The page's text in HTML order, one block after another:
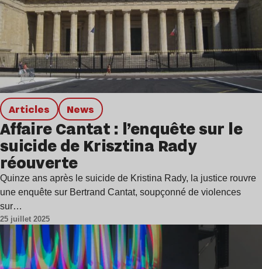
Articles news
Affaire Cantat : l’enquête sur le
suicide de Krisztina Rady
réouverte
Quinze ans après le suicide de Kristina Rady, la justice rouvre
une enquête sur Bertrand Cantat, soupçonné de violences
sur…
25 juillet 2025